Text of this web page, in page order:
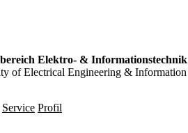
Elektro- & Informationstechnik
of Electrical Engineering &
Service Profil